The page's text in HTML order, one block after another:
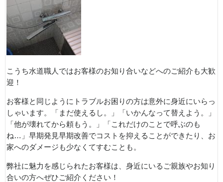
こうち水道職人ではお客様のお知り合いなどへのご紹介も大歓
迎！
お客様と同じようにトラブルお困りの方は意外に身近にいらっ
しゃいます。「まだ使えるし。」「いかんなって替えよう。」
「他が壊れてから頼もう。」「これだけのことで呼ぶのも
ね…」早期発見早期改善でコストを抑えることができたり、お
家へのダメージも少なくてすむことも。
弊社に魅力を感じられたお客様は、身近にいるご親族やお知り
合いの方へぜひご紹介ください！